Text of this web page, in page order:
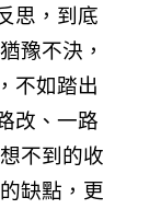
思，到底
豫不決，
不如踏出
改、一路
不到的收
缺點，更